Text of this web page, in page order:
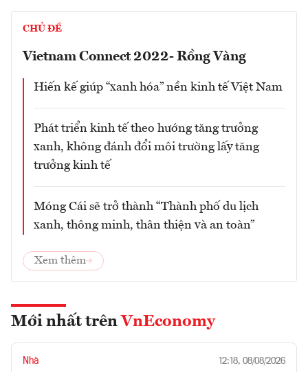
CHỦ ĐỀ
Vietnam Connect 2022- Rồng Vàng
Hiến kế giúp “xanh hóa” nền kinh tế Việt Nam
Phát triển kinh tế theo hướng tăng trưởng
xanh, không đánh đổi môi trường lấy tăng
trưởng kinh tế
Móng Cái sẽ trở thành “Thành phố du lịch
xanh, thông minh, thân thiện và an toàn”
Xem thêm
Mới nhất trên VnEconomy
Nhà 12:18, 08/08/2026